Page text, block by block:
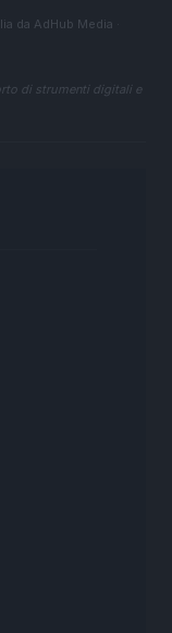
da AdHub Media
di strumenti digitali e